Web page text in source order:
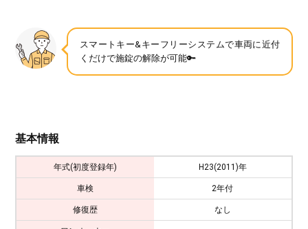
スマートキー&キーフリーシステムで車両に近付
くだけで施錠の解除が可能🔑
基本情報
年式(初度登録年) H23(2011)年
車検 2年付
修復歴 なし